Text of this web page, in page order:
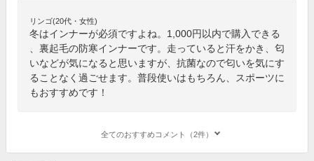
リンゴ(20代・女性)
冬はインナーが必須ですよね。1,000円以内で購入できる
、裏起毛の防寒インナーです。走っていると汗をかき、匂
いなどが気になると思いますが、抗菌なので匂いを気にす
ることなく過ごせます。普段使いはもちろん、スポーツに
もおすすめです！
全てのおすすめコメント（2件）